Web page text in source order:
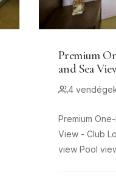
Premium
and Sea
4
Premium
View - Club
view Pool